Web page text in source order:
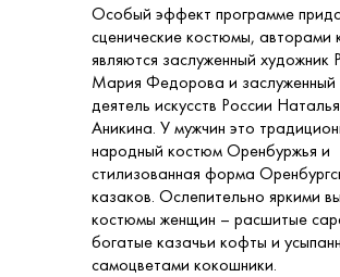
Особый эффект программе
сценические костюмы, авторами
являются заслуженный художник
Мария Федорова и заслуженный
деятель искусств России Наталья
Аникина. У мужчин это
народный костюм Оренбуржья и
стилизованная форма
казаков. Ослепительно яркими
костюмы женщин – расшитые
богатые казачьи кофты и
самоцветами кокошники.